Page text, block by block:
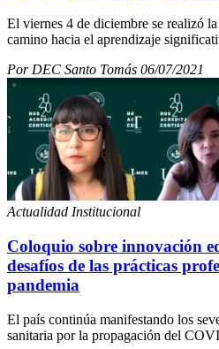
El viernes 4 de diciembre se realizó
camino hacia el aprendizaje
Por DEC Santo Tomás 06/07/2021
Actualidad Institucional
Coloquio sobre innovación
desafíos de las prácticas
pandemia
El país continúa manifestando los
sanitaria por la propagación del